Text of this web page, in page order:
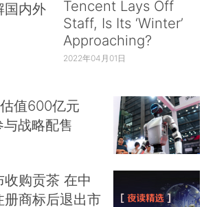
国内外
Tencent Lays Off
Staff, Is Its ‘Winter’
Approaching?
2022年04月01日
值600亿元
战略配售
收购贡茶 在中
册商标后退出市